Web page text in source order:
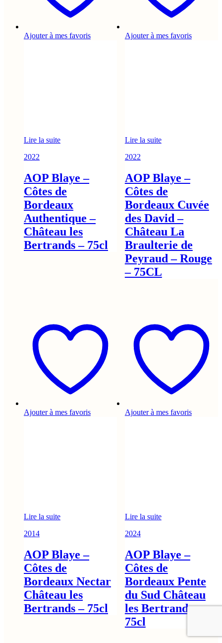
Ajouter à mes favoris
Lire la suite
2022
AOP Blaye –
Côtes de
Bordeaux
Authentique –
Château les
Bertrands – 75cl
Ajouter à mes favoris
Lire la suite
2022
AOP Blaye –
Côtes de
Bordeaux Cuvée
des David –
Château La
Braulterie de
Peyraud – Rouge
– 75CL
Ajouter à mes favoris
Lire la suite
2014
AOP Blaye –
Côtes de
Bordeaux Nectar
Château les
Bertrands – 75cl
Ajouter à mes favoris
Lire la suite
2024
AOP Blaye –
Côtes de
Bordeaux Pente
du Sud Château
les Bertrands –
75cl